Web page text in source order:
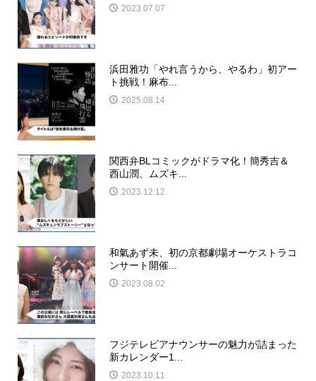
2023.07.07
浜田雅功「やれ言うから、やるわ」初アー
ト挑戦！麻布...
2025.08.14
関西弁BLコミックがドラマ化！簡秀吉＆
西山潤、ムズキ...
2023.12.12
和氣あず未、初の京都劇場オーケストラコ
ンサート開催...
2023.08.02
フジテレビアナウンサーの魅力が詰まった
新カレンダー1...
2023.10.11